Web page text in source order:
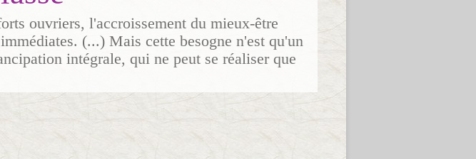
ouvriers, l'accroissement du mieux-être
(...) Mais cette besogne n'est qu'un
intégrale, qui ne peut se réaliser que